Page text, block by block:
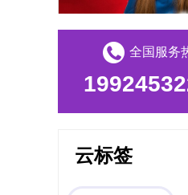
海外网红营销
全国服务
云标签